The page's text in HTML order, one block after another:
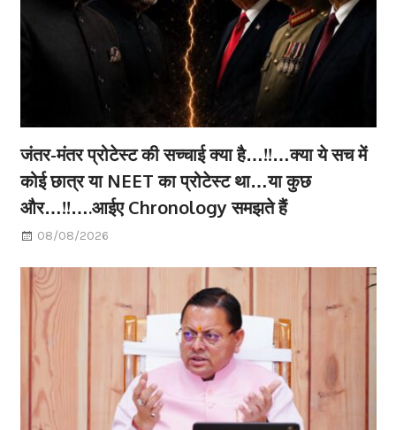
जंतर-मंतर प्रोटेस्ट की सच्चाई क्या है…!!…क्या ये सच में
कोई छात्र या NEET का प्रोटेस्ट था…या कुछ
और…!!….आईए Chronology समझते हैं
08/08/2026